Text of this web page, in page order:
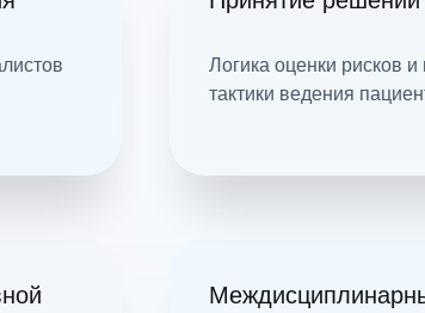
Логика оценки рисков
тактики ведения